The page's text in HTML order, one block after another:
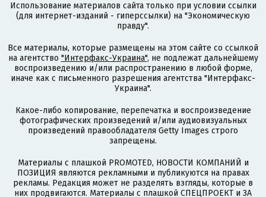
Использование материалов сайта только при условии ссылки
(для интернет-изданий - гиперссылки) на "Экономическую
правду".
Все материалы, которые размещены на этом сайте со ссылкой
на агентство "Интерфакс-Украина", не подлежат дальнейшему
воспроизведению и/или распространению в любой форме,
иначе как с письменного разрешения агентства "Интерфакс-
Украина".
Какое-либо копирование, перепечатка и воспроизведение
фотографических произведений и/или аудиовизуальных
произведений правообладателя Getty Images строго
запрещены.
Материалы с плашкой PROMOTED, НОВОСТИ КОМПАНИЙ и
ПОЗИЦИЯ являются рекламными и публикуются на правах
рекламы. Редакция может не разделять взгляды, которые в
них продвигаются. Материалы с плашкой СПЕЦПРОЕКТ и ЗА